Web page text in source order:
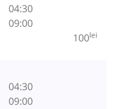
04:30
09:00
100lei
04:30
09:00